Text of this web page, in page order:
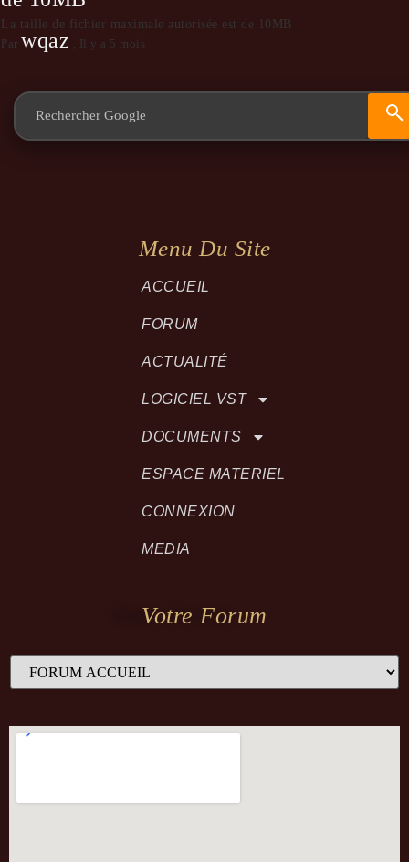
La taille de fichier maximale autorisée est de 10MB
Par wqaz Il y a 5 mois
Menu Du Site
ACCUEIL
FORUM
ACTUALITÉ
LOGICIEL VST
DOCUMENTS
ESPACE MATERIEL
CONNEXION
MEDIA
Votre Forum